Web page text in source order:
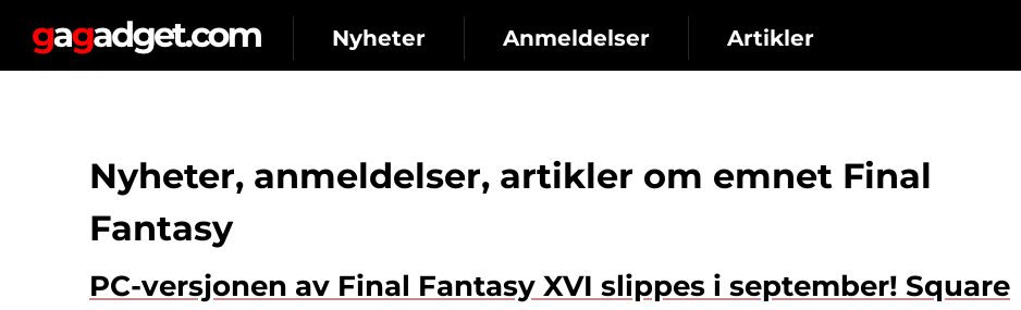
Nyheter Anmeldelser Artikler
Nyheter, anmeldelser, artikler om emnet Final
Fantasy
PC-versjonen av Final Fantasy XVI slippes i september! Square